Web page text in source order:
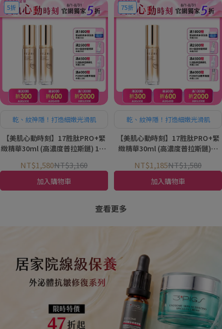
5折
乾、紋神隱！打造細嫩光滑肌
【美肌心動時刻】17胜肽PRO+緊
緻精華30ml (高濃度普拉斯鏈) 1+1
NT$1,580NT$3,160
加入購物車
75折
乾、紋神隱！打造細嫩光滑肌
【美肌心動時刻】17胜肽PRO+緊
緻精華30ml (高濃度普拉斯鏈)｜
NT$1,185NT$1,580
加入購物車
查看更多